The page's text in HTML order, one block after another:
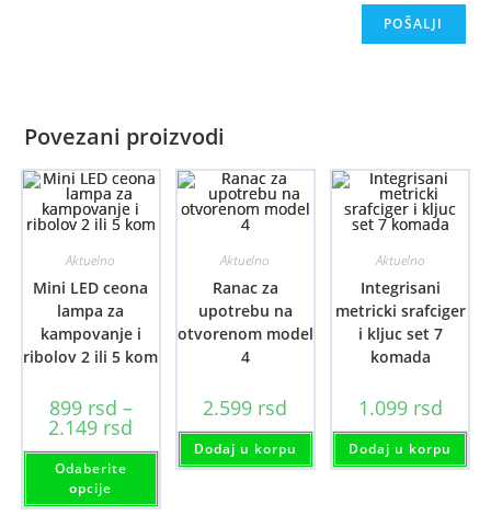
Povezani proizvodi
Aktuelno
Mini LED ceona
lampa za
kampovanje i
ribolov 2 ili 5 kom
899 rsd –
2.149 rsd
od
899 rsd
2.149 rsd
Odaberite
opcije
Ovaj
proizvod
Aktuelno
Ranac za
upotrebu na
otvorenom model
4
2.599 rsd
Dodaj u korpu
Aktuelno
Integrisani
metricki srafciger
i kljuc set 7
komada
1.099 rsd
Dodaj u korpu